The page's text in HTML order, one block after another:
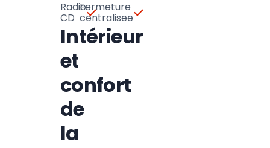
Radio
CD
Fermeture
centralisee
Intérieur
et
confort
de
la